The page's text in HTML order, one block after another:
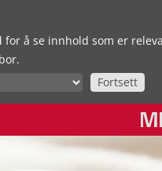
for å se innhold som er
Fortsett